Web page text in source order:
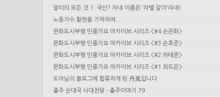
알리의 모든 것 1. 국산? 자네 이름은 '라벨 갈이'라네!
노동가수 황현을 기억하며...
문화도시부평 민중가요 아카이브 시리즈 <#4 손은화>
문화도시부평 민중가요 아카이브 시리즈 <#3 손호준>
문화도시부평 민중가요 아카이브 시리즈 <#2 하태준>
문화도시부평 민중가요 아카이브 시리즈 <#1 최도은>
도아님의 블로그에 합류하게 된 丹風입니다.
충주 순대국 사대천왕 - 충주이야기 79